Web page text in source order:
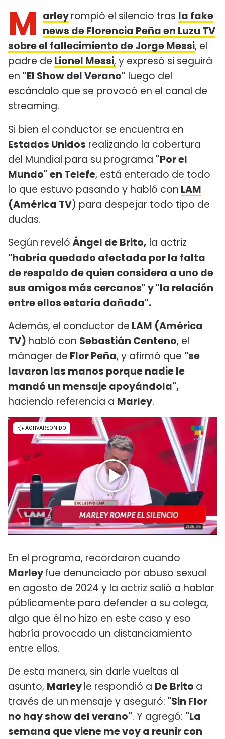
M arleyrompió el silencio tras la fake
news de Florencia Peña en Luzu TV
sobre el fallecimiento de Jorge Messi, el
padre de Lionel Messi, y expresó si seguirá
en "El Show del Verano" luego del
escándalo que se provocó en el canal de
streaming.
Si bien el conductor se encuentra en
Estados Unidos realizando la cobertura
del Mundial para su programa "Por el
Mundo" en Telefe, está enterado de todo
lo que estuvo pasando y habló con LAM
(América TV) para despejar todo tipo de
dudas.
Según revelóÁngel de Brito, la actriz
"habría quedado afectada por la falta
de respaldo de quien considera a uno de
sus amigos más cercanos" y "la relación
entre ellos estaría dañada".
Además, el conductor de LAM (América
TV) habló con Sebastián Centeno, el
mánager de Flor Peña, y afirmó que "se
lavaron las manos porque nadie le
mandó un mensaje apoyándola",
haciendo referencia a Marley.
En el programa, recordaron cuando
Marleyfue denunciado por abuso sexual
en agosto de 2024 y la actriz salió a hablar
públicamente para defender a su colega,
algo que él no hizo en este caso y eso
habría provocado un distanciamiento
entre ellos.
De esta manera, sin darle vueltas al
asunto, Marleyle respondió a De Brito a
través de un mensaje y aseguró: "Sin Flor
no hay show del verano". Y agregó: "La
semana que viene me voy a reunir con